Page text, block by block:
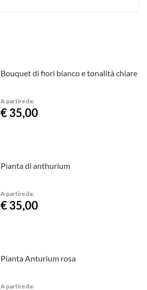
Bouquet di fiori bianco e tonalità chiare
A partire da:
€ 35,00
Pianta di anthurium
A partire da:
€ 35,00
Pianta Anturium rosa
A partire da: